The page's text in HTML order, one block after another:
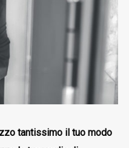
tantissimo il tuo modo